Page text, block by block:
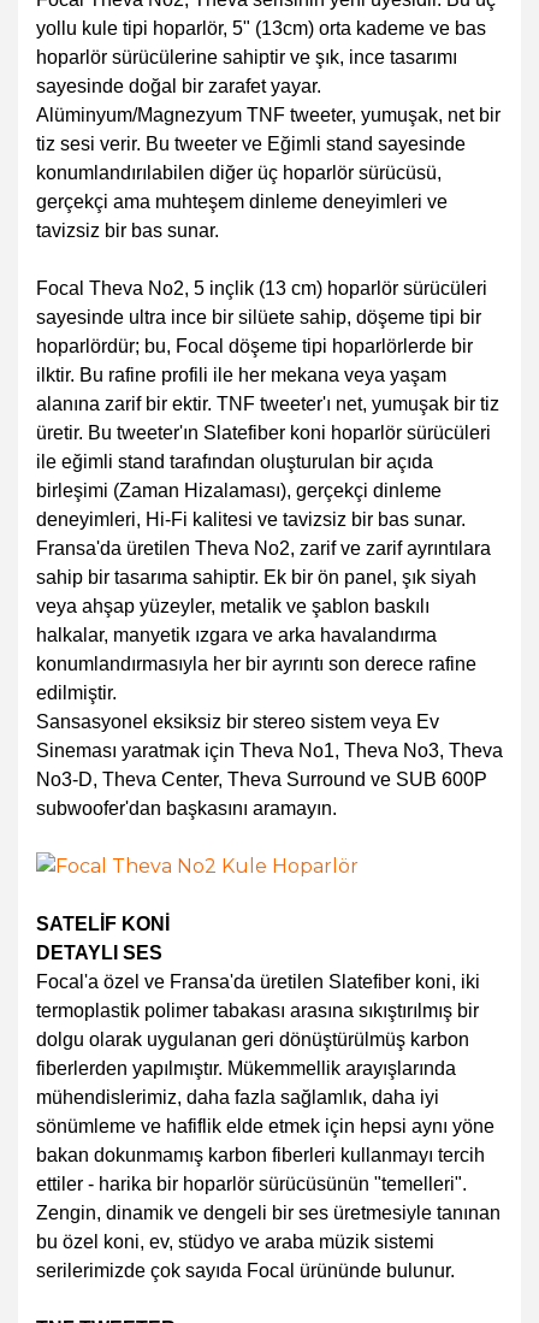
yollu kule tipi hoparlör, 5" (13cm) orta kademe ve bas
hoparlör sürücülerine sahiptir ve şık, ince tasarımı
sayesinde doğal bir zarafet yayar.
Alüminyum/Magnezyum TNF tweeter, yumuşak, net bir
tiz sesi verir. Bu tweeter ve Eğimli stand sayesinde
konumlandırılabilen diğer üç hoparlör sürücüsü,
gerçekçi ama muhteşem dinleme deneyimleri ve
tavizsiz bir bas sunar.
Focal Theva No2, 5 inçlik (13 cm) hoparlör sürücüleri
sayesinde ultra ince bir silüete sahip, döşeme tipi bir
hoparlördür; bu, Focal döşeme tipi hoparlörlerde bir
ilktir. Bu rafine profili ile her mekana veya yaşam
alanına zarif bir ektir. TNF tweeter'ı net, yumuşak bir tiz
üretir. Bu tweeter'ın Slatefiber koni hoparlör sürücüleri
ile eğimli stand tarafından oluşturulan bir açıda
birleşimi (Zaman Hizalaması), gerçekçi dinleme
deneyimleri, Hi-Fi kalitesi ve tavizsiz bir bas sunar.
Fransa'da üretilen Theva No2, zarif ve zarif ayrıntılara
sahip bir tasarıma sahiptir. Ek bir ön panel, şık siyah
veya ahşap yüzeyler, metalik ve şablon baskılı
halkalar, manyetik ızgara ve arka havalandırma
konumlandırmasıyla her bir ayrıntı son derece rafine
edilmiştir.
Sansasyonel eksiksiz bir stereo sistem veya Ev
Sineması yaratmak için Theva No1, Theva No3, Theva
No3-D, Theva Center, Theva Surround ve SUB 600P
subwoofer'dan başkasını aramayın.
SATELİF KONİ
DETAYLI SES
Focal'a özel ve Fransa'da üretilen Slatefiber koni, iki
termoplastik polimer tabakası arasına sıkıştırılmış bir
dolgu olarak uygulanan geri dönüştürülmüş karbon
fiberlerden yapılmıştır. Mükemmellik arayışlarında
mühendislerimiz, daha fazla sağlamlık, daha iyi
sönümleme ve hafiflik elde etmek için hepsi aynı yöne
bakan dokunmamış karbon fiberleri kullanmayı tercih
ettiler - harika bir hoparlör sürücüsünün "temelleri".
Zengin, dinamik ve dengeli bir ses üretmesiyle tanınan
bu özel koni, ev, stüdyo ve araba müzik sistemi
serilerimizde çok sayıda Focal ürününde bulunur.